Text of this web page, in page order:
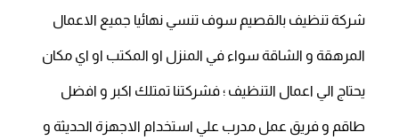
شركة تنظيف بالقصيم سوف تنسي نهائيا جميع الاعمال
المرهقة و الشاقة سواء في المنزل او المكتب او اي مكان
يحتاج الي اعمال التنظيف ؛ فشركتنا تمتلك اكبر و افضل
طاقم و فريق عمل مدرب علي استخدام الاجهزة الحديثة و